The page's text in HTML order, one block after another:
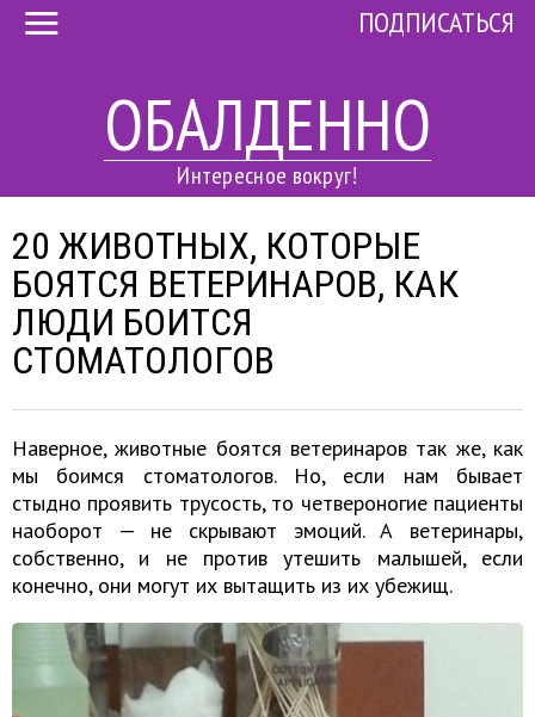
ОБАЛДЕННО
Интересное вокруг!
ПОДПИСАТЬСЯ
20 ЖИВОТНЫХ, КОТОРЫЕ
БОЯТСЯ ВЕТЕРИНАРОВ, КАК
ЛЮДИ БОИТСЯ
СТОМАТОЛОГОВ
Наверное, животные боятся ветеринаров так же, как
мы боимся стоматологов. Но, если нам бывает
стыдно проявить трусость, то четвероногие пациенты
наоборот — не скрывают эмоций. А ветеринары,
собственно, и не против утешить малышей, если
конечно, они могут их вытащить из их убежищ.